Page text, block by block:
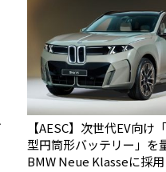
【AESC】次世代EV向け
型円筒形バッテリー」を
BMW Neue Klasseに採用